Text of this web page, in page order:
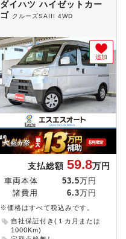
ダイハツ ハイゼットカー
ゴ クルーズSAIII 4WD
追加
支払総額 59.8万円
車両本体 53.5万円
諸費用
6.3万円
※価格はすべて税込みです。
自社保証付き(１カ月または
1000Km)